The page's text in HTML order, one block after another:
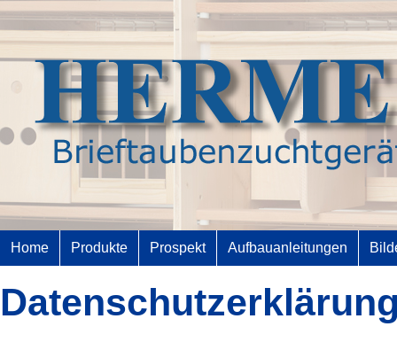
Home Produkte Prospekt Aufbauanleitungen